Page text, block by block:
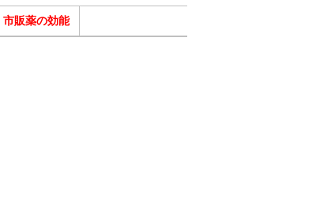
市販薬の効能